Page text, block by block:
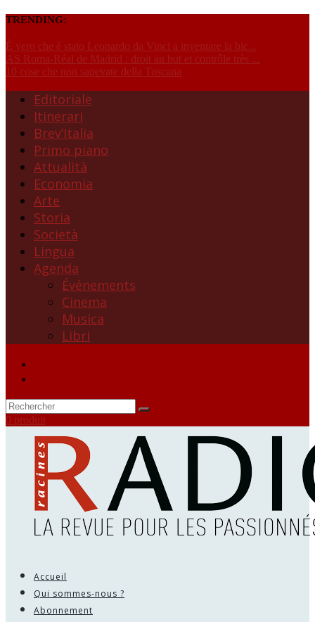
TRENDING:
È vero che è stato Leonardo da Vinci a inventare la bic...
AS Roma-Réal de Madrid : droit au but et contrôle très ...
10 cose che non sapevate della Toscana
Editoriale
Itinerari
Brev’Italia
Primo piano
Attualità
Economia
Arte
Storia
Società
Lingua
Agenda
Événements
Cinema
Musica
Libri
0 produit
Accueil
Qui sommes-nous ?
Abonnement